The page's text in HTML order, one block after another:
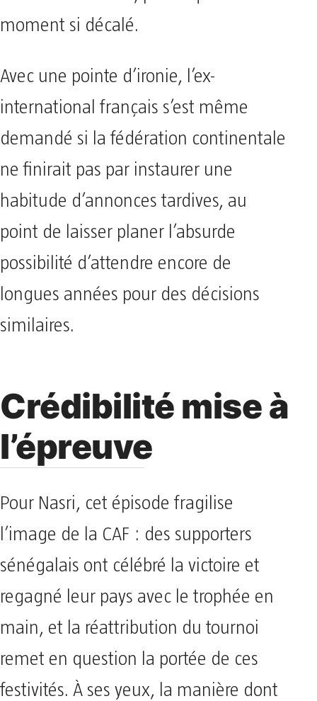
moment si décalé.
Avec une pointe d’ironie, l’ex-
international français s’est même
demandé si la fédération continentale
ne finirait pas par instaurer une
habitude d’annonces tardives, au
point de laisser planer l’absurde
possibilité d’attendre encore de
longues années pour des décisions
similaires.
Crédibilité mise à
l’épreuve
Pour Nasri, cet épisode fragilise
l’image de la CAF : des supporters
sénégalais ont célébré la victoire et
regagné leur pays avec le trophée en
main, et la réattribution du tournoi
remet en question la portée de ces
festivités. À ses yeux, la manière dont